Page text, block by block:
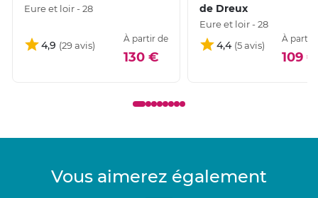
Eure et loir - 28
4,9
À partir de
130 €
de Dreux
Eure et loir - 28
4,4
À partir
109 €
Vous aimerez également